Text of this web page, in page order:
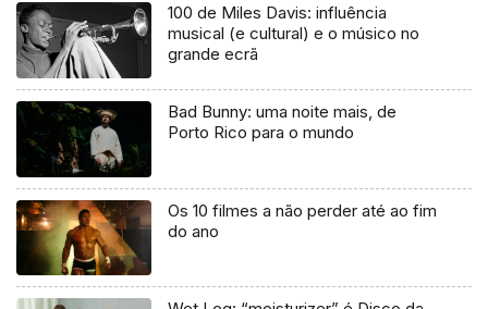
100 de Miles Davis: influência
musical (e cultural) e o músico no
grande ecrã
Bad Bunny: uma noite mais, de
Porto Rico para o mundo
Os 10 filmes a não perder até ao fim
do ano